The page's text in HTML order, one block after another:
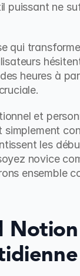
puissant ne
qui
heures à
et
les
novice
ensemble